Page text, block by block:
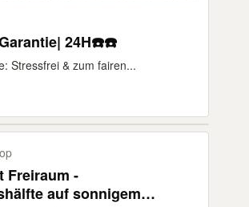
24H☎️☎️
Stressfrei & zum fairen...
Freiraum -
auf sonnigem